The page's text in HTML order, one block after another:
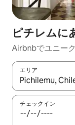
ピチレムに
Airbnbでユニー
エリア
検索結果が表示
チェックイン